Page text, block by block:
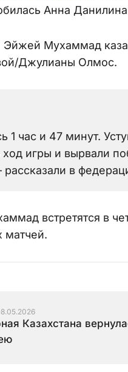
Анна
Мухаммад
Джулианы Олмос.
1 час и 47 минут.
игры и вырвали
рассказали в
встретятся в
матчей.
Казахстана